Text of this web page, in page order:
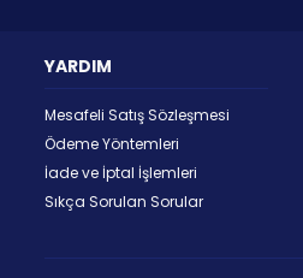
YARDIM
Mesafeli Satış Sözleşmesi
Ödeme Yöntemleri
İade ve İptal İşlemleri
Sıkça Sorulan Sorular